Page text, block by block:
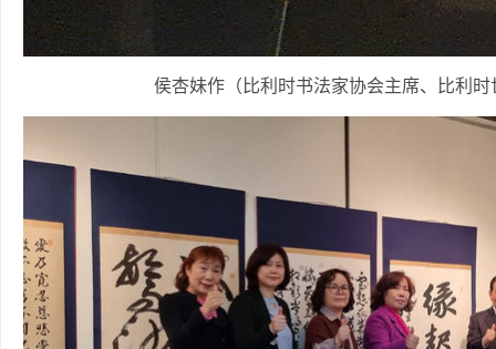
侯杏妹作（比利时书法家协会主席、比利